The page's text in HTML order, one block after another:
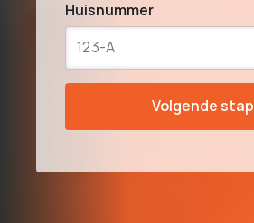
Huisnummer
Volgende stap